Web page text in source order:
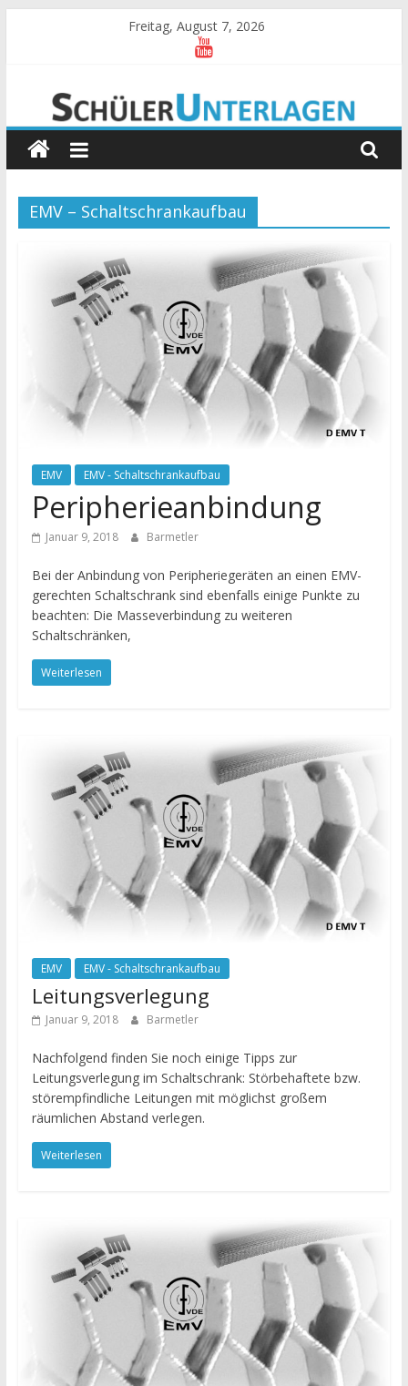
Freitag, August 7, 2026
Schülerunterlagen
Begleitmaterial
zum
an
der
Kempten
EMV – Schaltschrankaufbau
EMV EMV - Schaltschrankaufbau
Peripherieanbindung
Januar 9, 2018 Barmetler
Bei der Anbindung von Peripheriegeräten an einen EMV-
gerechten Schaltschrank sind ebenfalls einige Punkte zu
beachten: Die Masseverbindung zu weiteren
Schaltschränken,
Weiterlesen
EMV EMV - Schaltschrankaufbau
Leitungsverlegung
Januar 9, 2018 Barmetler
Nachfolgend finden Sie noch einige Tipps zur
Leitungsverlegung im Schaltschrank: Störbehaftete bzw.
störempfindliche Leitungen mit möglichst großem
räumlichen Abstand verlegen.
Weiterlesen